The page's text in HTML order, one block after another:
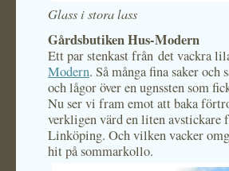
Glass i stora lass
Gårdsbutiken Hus-Modern
Ett par stenkast från det vackra
Modern. Så många fina saker och
och lågor över en ugnssten som
Nu ser vi fram emot att baka
verkligen värd en liten avstickare
Linköping. Och vilken vacker
hit på sommarkollo.